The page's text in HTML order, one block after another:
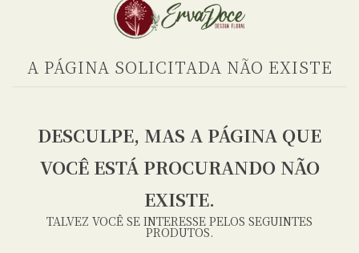
A PÁGINA SOLICITADA NÃO EXISTE
DESCULPE, MAS A PÁGINA QUE
VOCÊ ESTÁ PROCURANDO NÃO
EXISTE.
TALVEZ VOCÊ SE INTERESSE PELOS SEGUINTES
PRODUTOS.